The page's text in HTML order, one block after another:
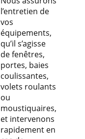
l’entretien de
vos
équipements,
qu’il s’agisse
de fenêtres,
portes, baies
coulissantes,
volets roulants
ou
moustiquaires,
et intervenons
rapidement en